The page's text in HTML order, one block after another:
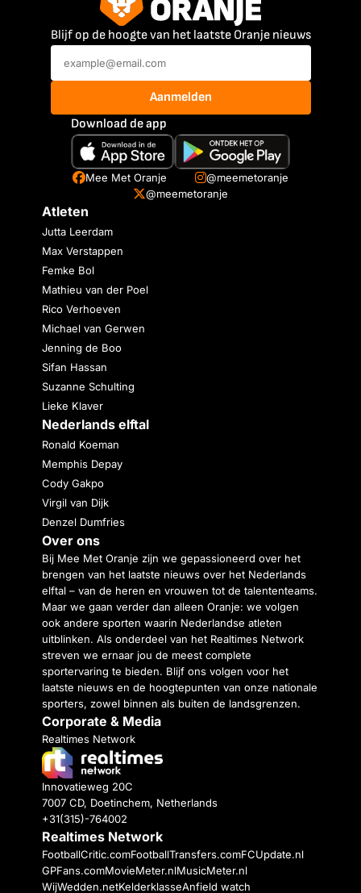
Blijf op de hoogte van het laatste Oranje nieuws
Aanmelden
Download de app
Mee Met Oranje
@meemetoranje
@meemetoranje
Atleten
Jutta Leerdam
Max Verstappen
Femke Bol
Mathieu van der Poel
Rico Verhoeven
Michael van Gerwen
Jenning de Boo
Sifan Hassan
Suzanne Schulting
Lieke Klaver
Nederlands elftal
Ronald Koeman
Memphis Depay
Cody Gakpo
Virgil van Dijk
Denzel Dumfries
Over ons
Bij Mee Met Oranje zijn we gepassioneerd over het
brengen van het laatste nieuws over het Nederlands
elftal – van de heren en vrouwen tot de talententeams.
Maar we gaan verder dan alleen Oranje: we volgen
ook andere sporten waarin Nederlandse atleten
uitblinken. Als onderdeel van het Realtimes Network
streven we ernaar jou de meest complete
sportervaring te bieden. Blijf ons volgen voor het
laatste nieuws en de hoogtepunten van onze nationale
sporters, zowel binnen als buiten de landsgrenzen.
Corporate & Media
Realtimes Network
Innovatieweg 20C
7007 CD, Doetinchem, Netherlands
+31(315)-764002
Realtimes Network
FootballCritic.comFootballTransfers.comFCUpdate.nl
GPFans.comMovieMeter.nlMusicMeter.nl
WijWedden.netKelderklasseAnfield watch